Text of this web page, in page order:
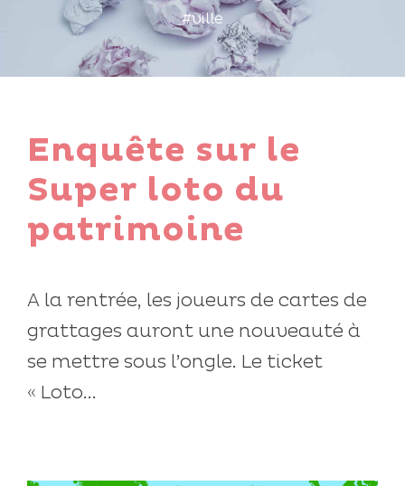
#ville
Enquête sur le
Super loto du
patrimoine
A la rentrée, les joueurs de cartes de
grattages auront une nouveauté à
se mettre sous l’ongle. Le ticket
« Loto...